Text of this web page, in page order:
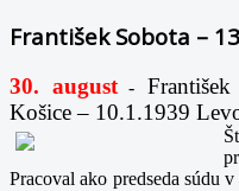
František Sobota –
30. august-
Košice – 10.1.1939
Pracoval ako predseda súdu